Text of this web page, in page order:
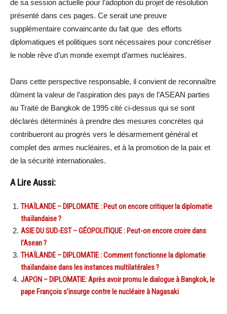
de sa session actuelle pour l’adoption du projet de résolution
présenté dans ces pages. Ce serait une preuve
supplémentaire convaincante du fait que des efforts
diplomatiques et politiques sont nécessaires pour concrétiser
le noble rêve d’un monde exempt d’armes nucléaires.
Dans cette perspective responsable, il convient de reconnaître
dûment la valeur de l’aspiration des pays de l’ASEAN parties
au Traité de Bangkok de 1995 cité ci-dessus qui se sont
déclarés déterminés à prendre des mesures concrètes qui
contribueront au progrès vers le désarmement général et
complet des armes nucléaires, et à la promotion de la paix et
de la sécurité internationales.
A Lire Aussi:
THAÏLANDE – DIPLOMATIE : Peut on encore critiquer la diplomatie
thaïlandaise ?
ASIE DU SUD-EST – GÉOPOLITIQUE : Peut-on encore croire dans
l’Asean ?
THAÏLANDE – DIPLOMATIE : Comment fonctionne la diplomatie
thaïlandaise dans les instances multilatérales ?
JAPON – DIPLOMATIE: Après avoir promu le dialogue à Bangkok, le
pape François s’insurge contre le nucléaire à Nagasaki